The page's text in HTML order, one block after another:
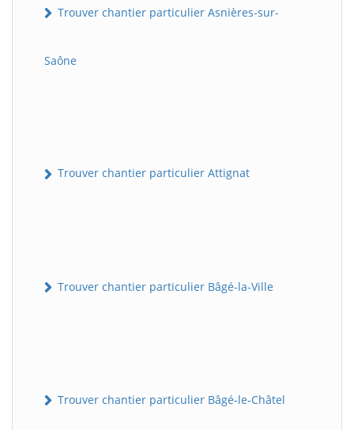
Trouver chantier particulier Asnières-sur-
Saône
Trouver chantier particulier Attignat
Trouver chantier particulier Bâgé-la-Ville
Trouver chantier particulier Bâgé-le-Châtel